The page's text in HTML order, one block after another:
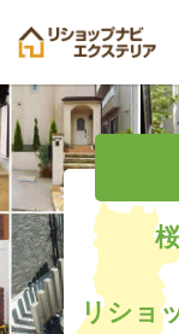
リショ